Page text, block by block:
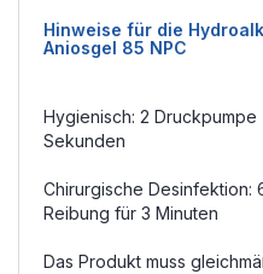
Hinweise für die
Aniosgel 85 NPC
Hygienisch: 2 Druckpumpe
Sekunden
Chirurgische Desinfektion:
Reibung für 3 Minuten
Das Produkt muss